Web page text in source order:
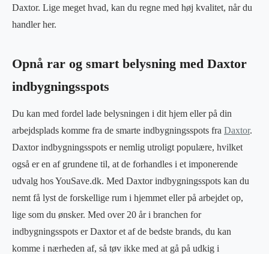
Daxtor. Lige meget hvad, kan du regne med høj kvalitet, når du
handler her.
Opnå rar og smart belysning med Daxtor
indbygningsspots
Du kan med fordel lade belysningen i dit hjem eller på din
arbejdsplads komme fra de smarte indbygningsspots fra Daxtor.
Daxtor indbygningsspots er nemlig utroligt populære, hvilket
også er en af grundene til, at de forhandles i et imponerende
udvalg hos YouSave.dk. Med Daxtor indbygningsspots kan du
nemt få lyst de forskellige rum i hjemmet eller på arbejdet op,
lige som du ønsker. Med over 20 år i branchen for
indbygningsspots er Daxtor et af de bedste brands, du kan
komme i nærheden af, så tøv ikke med at gå på udkig i